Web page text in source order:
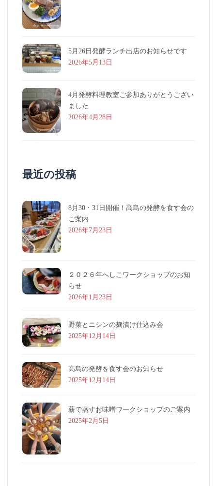
5月26日発酵ランチ出店のお知らせです
2026年5月13日
4月発酵料理教室ご参加ありがとうござい
ました
2026年4月28日
最近の投稿
8月30・31日開催！高島の発酵を食す会の
ご案内
2026年7月23日
２０２６年へしこワークショップのお知
らせ
2026年1月23日
野菜とニシンの麹漬け仕込み会
2025年12月14日
高島の発酵を食す会のお知らせ
2025年12月14日
薪で蒸すお味噌ワークショップのご案内
2025年2月5日